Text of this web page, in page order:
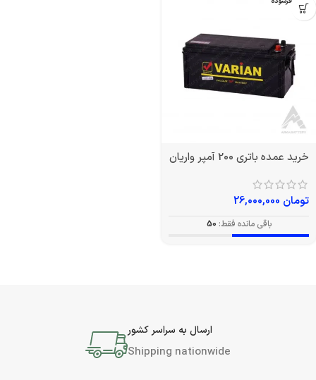
خرید عمده باتری 200 آمپر واریان
تومان
باقی مانده فقط: 50
ارسال به سراسر کشور
Shipping nationwide